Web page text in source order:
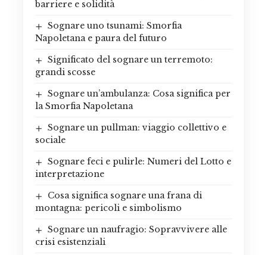
barriere e solidità
Sognare uno tsunami: Smorfia
Napoletana e paura del futuro
Significato del sognare un terremoto:
grandi scosse
Sognare un’ambulanza: Cosa significa per
la Smorfia Napoletana
Sognare un pullman: viaggio collettivo e
sociale
Sognare feci e pulirle: Numeri del Lotto e
interpretazione
Cosa significa sognare una frana di
montagna: pericoli e simbolismo
Sognare un naufragio: Sopravvivere alle
crisi esistenziali